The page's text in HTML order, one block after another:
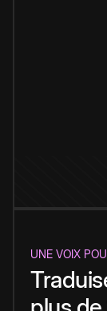
UNE VOIX